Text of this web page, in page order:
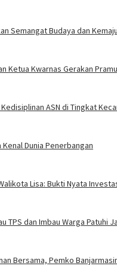
Semangat Budaya dan
Ketua Kwarnas Gerakan
ASN di Tingkat
Dunia Penerbangan
Lisa: Bukti Nyata
TPS dan Imbau Warga Patuhi
Bersama, Pemko